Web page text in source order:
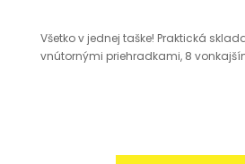
Všetko v jednej taške! Praktická
vnútornými priehradkami, 8